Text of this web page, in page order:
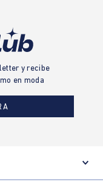
y recibe
en moda